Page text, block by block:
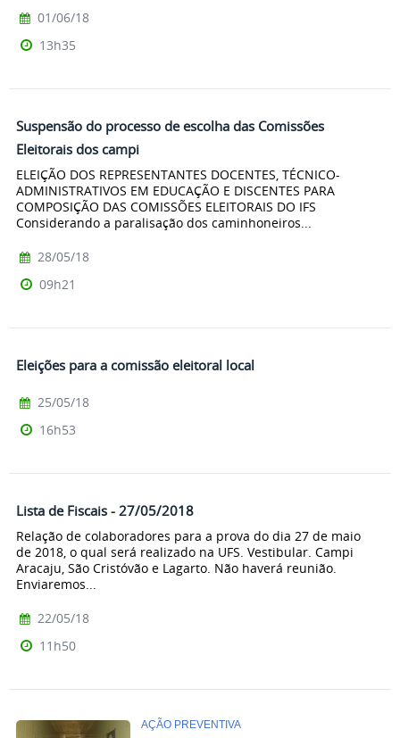
01/06/18
13h35
Suspensão do processo de escolha das Comissões
Eleitorais dos campi
ELEIÇÃO DOS REPRESENTANTES DOCENTES, TÉCNICO-
ADMINISTRATIVOS EM EDUCAÇÃO E DISCENTES PARA
COMPOSIÇÃO DAS COMISSÕES ELEITORAIS DO IFS
Considerando a paralisação dos caminhoneiros...
28/05/18
09h21
Eleições para a comissão eleitoral local
25/05/18
16h53
Lista de Fiscais - 27/05/2018
Relação de colaboradores para a prova do dia 27 de maio
de 2018, o qual será realizado na UFS. Vestibular. Campi
Aracaju, São Cristóvão e Lagarto. Não haverá reunião.
Enviaremos...
22/05/18
11h50
AÇÃO PREVENTIVA